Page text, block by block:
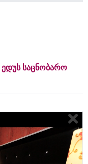
ედუს საცნობარო